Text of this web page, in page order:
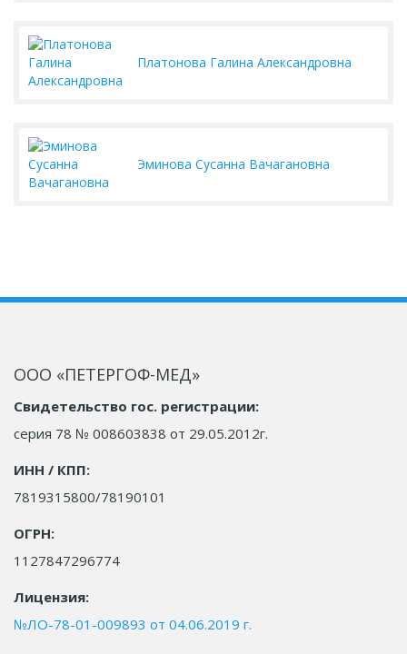
Платонова Галина Александровна
Эминова Сусанна Вачагановна
ООО «ПЕТЕРГОФ-МЕД»
Свидетельство гос. регистрации:
серия 78 № 008603838 от 29.05.2012г.
ИНН / КПП:
7819315800/78190101
ОГРН:
1127847296774
Лицензия:
№ЛО-78-01-009893 от 04.06.2019 г.